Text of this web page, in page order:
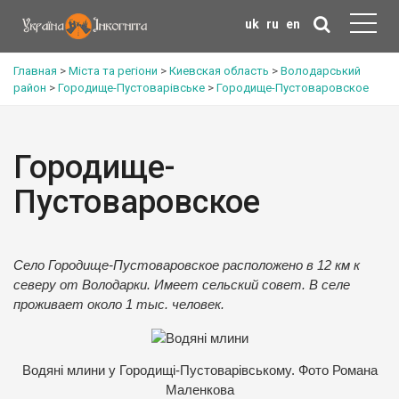
uk ru en
Главная > Міста та регіони > Киевская область > Володарський
район > Городище-Пустоварівське > Городище-Пустоваровское
Городище-
Пустоваровское
Село Городище-Пустоваровское расположено в 12 км к
северу от Володарки. Имеет сельский совет. В селе
проживает около 1 тыс. человек.
Водяні млини у Городищі-Пустоварівському. Фото Романа
Маленкова